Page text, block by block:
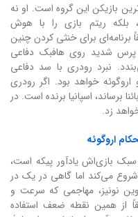
بازیکن این گروه است. او نه
ریتم بازی را با هوش
برنامه‌ای برای خنثی کردن چنین
پرس شدید روی هافبک دفاعی
نبرد رودری با سد دفاعی
اروگوئه خواهد بود. اگر رودری
برساند، اسپانیا برنده است. در
زد.
اروگوئه
سبک بازی‌اش یادآور پیکه است،
می‌کند اما گاهی در یک در
نونیز، مهاجمی که سرعت و
از همین نقطه ضعف استفاده